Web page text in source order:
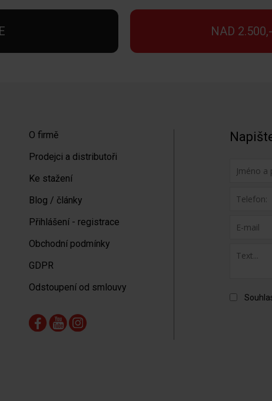
NAD
O firmě
Prodejci a distributoři
Ke stažení
Blog / články
Přihlášení - registrace
Obchodní podmínky
GDPR
Odstoupení od smlouvy